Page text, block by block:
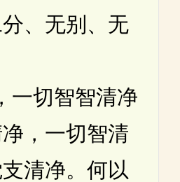
、无别、无
切智智清净
，一切智清
清净。何以